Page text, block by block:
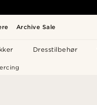
Archive Sale
Dresstilbehør